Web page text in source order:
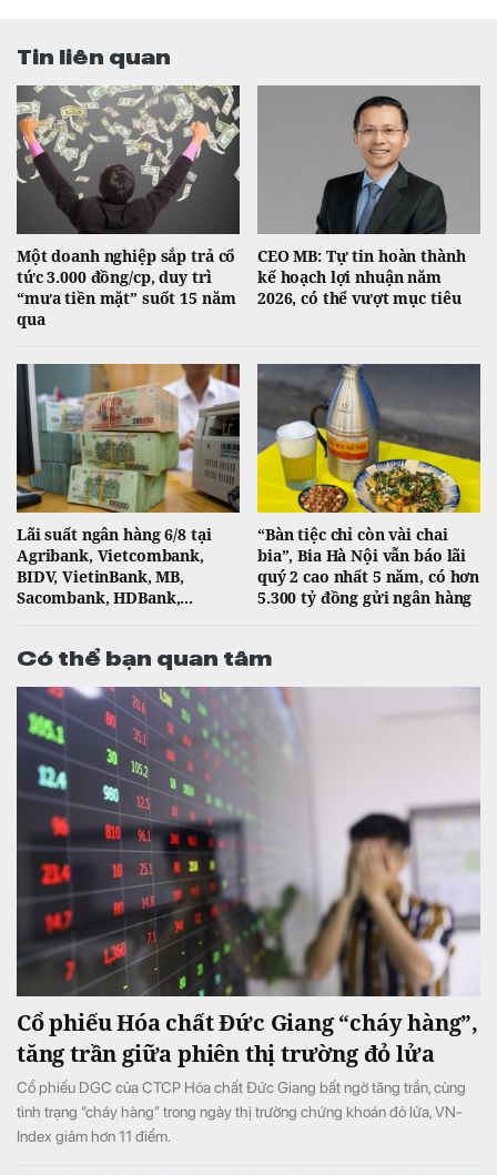
Tin liên quan
Một doanh nghiệp sắp trả cổ
tức 3.000 đồng/cp, duy trì
“mưa tiền mặt” suốt 15 năm
qua
CEO MB: Tự tin hoàn thành
kế hoạch lợi nhuận năm
2026, có thể vượt mục tiêu
Lãi suất ngân hàng 6/8 tại
Agribank, Vietcombank,
BIDV, VietinBank, MB,
Sacombank, HDBank,...
“Bàn tiệc chỉ còn vài chai
bia”, Bia Hà Nội vẫn báo lãi
quý 2 cao nhất 5 năm, có hơn
5.300 tỷ đồng gửi ngân hàng
Có thể bạn quan tâm
Cổ phiếu Hóa chất Đức Giang “cháy hàng”,
tăng trần giữa phiên thị trường đỏ lửa
Cổ phiếu DGC của CTCP Hóa chất Đức Giang bất ngờ tăng trần, cùng
tình trạng “cháy hàng” trong ngày thị trường chứng khoán đỏ lửa, VN-
Index giảm hơn 11 điểm.